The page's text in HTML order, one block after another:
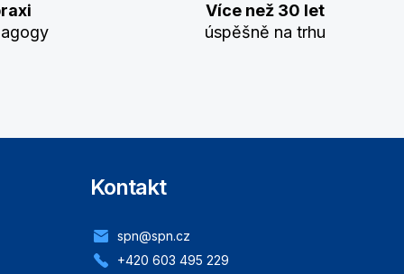
Více než 30 let
úspěšně na trhu
Kontakt
spn@spn.cz
+420 603 495 229